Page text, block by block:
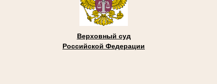
Верховный суд
Российской Федерации